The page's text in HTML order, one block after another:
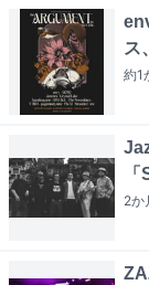
ス
約1
2か